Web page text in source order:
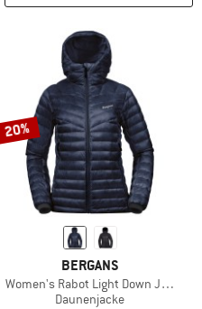
20%
BERGANS
Women's Rabot Light Down Jacket
Daunenjacke